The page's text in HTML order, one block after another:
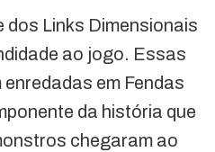
dos Links Dimensionais
ao jogo. Essas
em Fendas
da história que
chegaram ao